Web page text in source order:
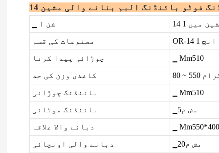
▁ شن ا میں
OR-14 انچ 1
چوڑائی پیدا کرنا ▁ Mm510
کاغذی وزن کی حد ~ 550 گرام
بائنڈنگ چوڑائی ▁ Mm510
بائنڈنگ موٹائی ▁مش م5
دبانے والا علاقہ ▁ Mm550*400
دبانے والی اونچائی ▁مش م20